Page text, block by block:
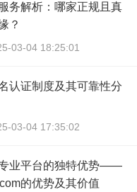
务解析：哪家正规且真
？
03-04 18:25:01
认证制度及其可靠性分
03-04 17:35:02
业平台的独特优势——
的优势及其价值